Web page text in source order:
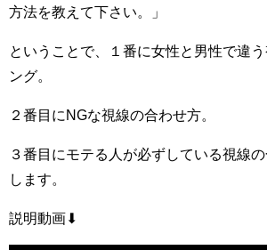
方法を教えて下さい。」
ということで、１番に女性と男性で違
ング。
２番目にNGな視線の合わせ方。
３番目にモテる人が必ずしている視線
します。
説明動画⬇